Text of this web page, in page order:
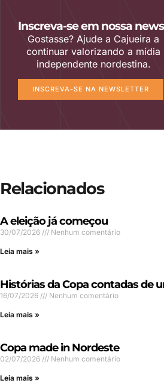
Inscreva-se em nossa
Gostasse? Ajude a Cajueira a
continuar valorizando a mídia
independente nordestina.
INSCREVA-SE NA NEWSLETTER
Relacionados
A eleição já começou
30/07/2026 Nenhum comentário
Leia mais »
Histórias da Copa contadas de
16/07/2026 Nenhum comentário
Leia mais »
Copa made in Nordeste
02/07/2026 Nenhum comentário
Leia mais »